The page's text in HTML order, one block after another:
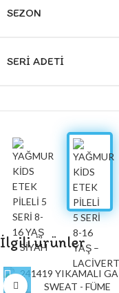
SEZON
SERI ADETI
İlgili ürünler